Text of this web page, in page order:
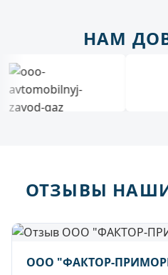
НАМ
ОТЗЫВЫ
ООО "ФАКТОР-